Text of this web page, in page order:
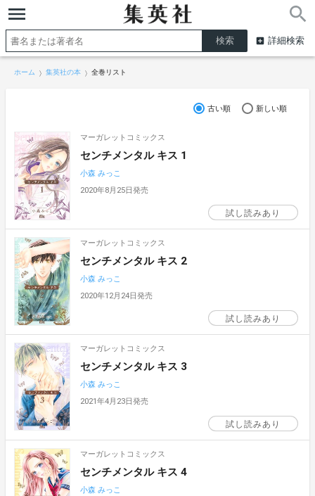
詳細検索
ホーム 集英社の本 全巻リスト
古い順 新しい順
マーガレットコミックス
センチメンタル キス 1
小森 みっこ
2020年8月25日発売
試し読みあり
マーガレットコミックス
センチメンタル キス 2
小森 みっこ
2020年12月24日発売
試し読みあり
マーガレットコミックス
センチメンタル キス 3
小森 みっこ
2021年4月23日発売
試し読みあり
マーガレットコミックス
センチメンタル キス 4
小森 みっこ